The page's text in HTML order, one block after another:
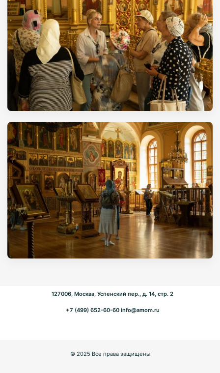
127006, Москва, Успенский пер., д. 14, стр. 2
+7 (499) 652-60-60 info@amom.ru
© 2025 Все права защищены